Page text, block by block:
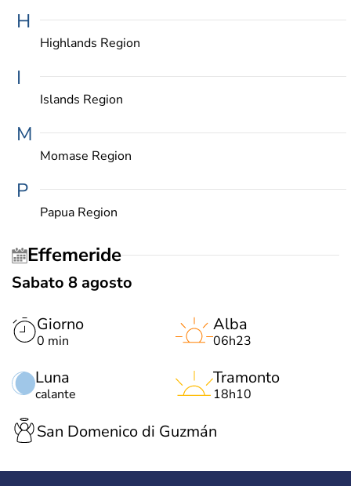
H
Highlands Region
I
Islands Region
M
Momase Region
P
Papua Region
Effemeride
Sabato 8 agosto
Giorno
0 min
Luna
calante
Alba
06h23
Tramonto
18h10
San Domenico di Guzmán